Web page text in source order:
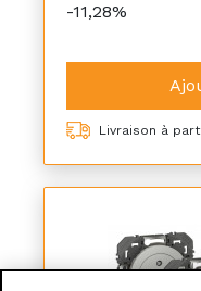
-11,28%
Livraison à